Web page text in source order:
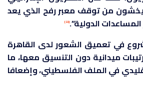
يخشون من توقف معبر رفح الذي يعد
الدولية”.[22]
في تعميق الشعور لدى القاهرة
ميدانية دون التنسيق معها، ما
في الملف الفلسطيني، وإضعافا